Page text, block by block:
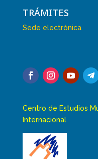
TRÁMITES
Sede electrónica
Centro de Estudios
Internacional